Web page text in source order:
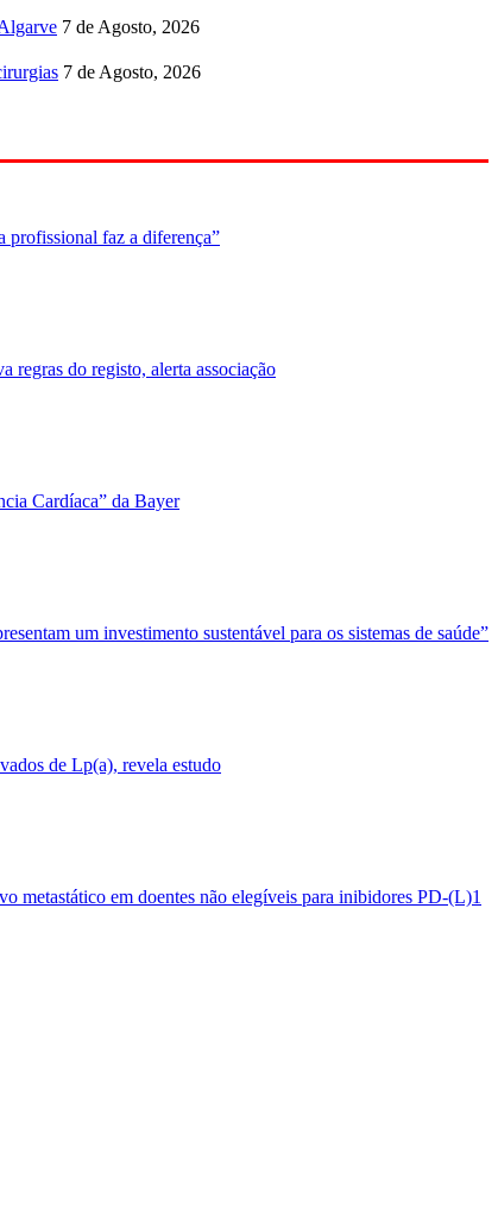
7 de Agosto, 2026
7 de Agosto, 2026
profissional faz a diferença”
regras do registo, alerta associação
Cardíaca” da Bayer
um investimento sustentável para os sistemas de saúde”
de Lp(a), revela estudo
metastático em doentes não elegíveis para inibidores PD-(L)1